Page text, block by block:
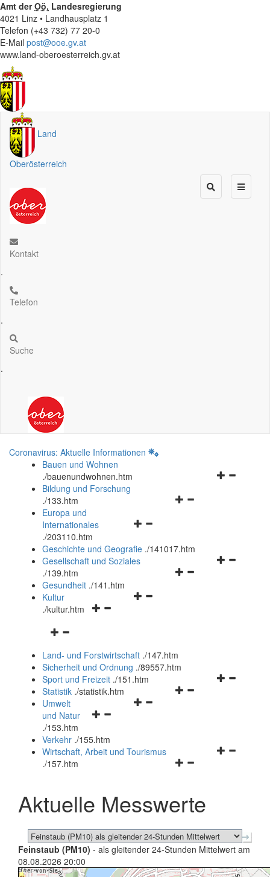
Amt derOö. Landesregierung
4021 Linz • Landhausplatz 1
Telefon (+43 732) 77 20-0
E-Mail post@ooe.gv.at
www.land-oberoesterreich.gv.at
Land
Oberösterreich
Kontakt
.
Telefon
.
Suche
.
Coronavirus: Aktuelle Informationen
Bauen und Wohnen
./bauenundwohnen.htm
Navigationsmenü
Bildung und Forschung
./133.htm
Navigationsmenü
und
schließen
Europa und
Internationales
./203110.htm
Geschichte und Geografie ./141017.htm
Navigationsmenü
Gesellschaft und Soziales
./139.htm
Navigationsmenü
Gesundheit ./141.htm
Navigationsmenü
Kultur
./kultur.htm
Navigationsmenü
und
schließen
Land- und Forstwirtschaft ./147.htm
Sicherheit und Ordnung ./89557.htm
Navigationsmenü
Sport und Freizeit ./151.htm
Navigationsmenü
Statistik ./statistik.htm
Navigationsmenü
und
schließen
Umwelt
und Natur
./153.htm
Verkehr ./155.htm
Navigationsmenü
schließen
Wirtschaft, Arbeit und Tourismus
./157.htm
Aktuelle Messwerte
Feinstaub (PM10) - als gleitender 24-Stunden Mittelwert am
08.08.2026 20:00